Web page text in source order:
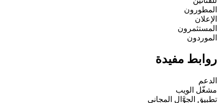
المطورون
الإعلان
المستثمرون
الموردون
روابط مفيدة
الدعم
مشغّل الويب
تطبيق الجوَّال المجاني